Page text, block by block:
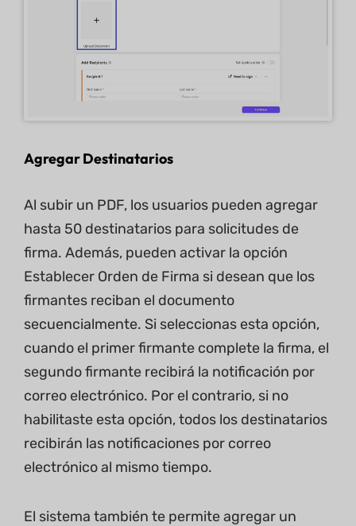
Agregar Destinatarios
Al subir un PDF, los usuarios pueden agregar
hasta 50 destinatarios para solicitudes de
firma. Además, pueden activar la opción
Establecer Orden de Firma si desean que los
firmantes reciban el documento
secuencialmente. Si seleccionas esta opción,
cuando el primer firmante complete la firma, el
segundo firmante recibirá la notificación por
correo electrónico. Por el contrario, si no
habilitaste esta opción, todos los destinatarios
recibirán las notificaciones por correo
electrónico al mismo tiempo.
El sistema también te permite agregar un